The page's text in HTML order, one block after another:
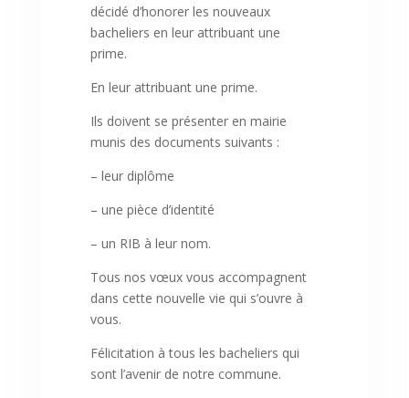
décidé d’honorer les nouveaux
bacheliers en leur attribuant une
prime.
En leur attribuant une prime.
Ils doivent se présenter en mairie
munis des documents suivants :
– leur diplôme
– une pièce d’identité
– un RIB à leur nom.
Tous nos vœux vous accompagnent
dans cette nouvelle vie qui s’ouvre à
vous.
Félicitation à tous les bacheliers qui
sont l’avenir de notre commune.